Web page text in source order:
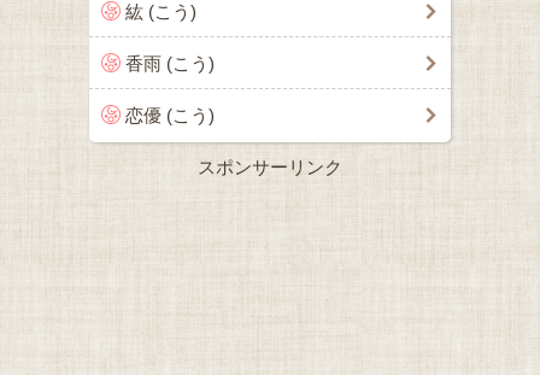
紘 (こう)
香雨 (こう)
恋優 (こう)
スポンサーリンク